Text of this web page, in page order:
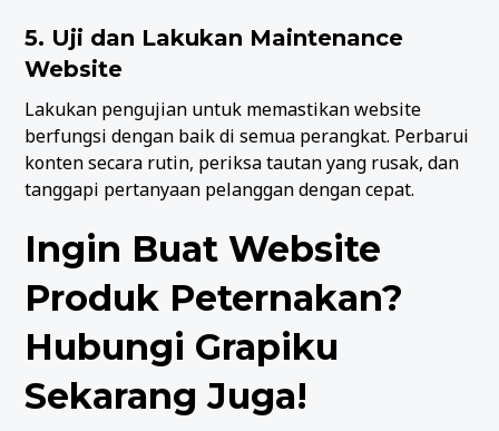
5. Uji dan Lakukan Maintenance
Website
Lakukan pengujian untuk memastikan website
berfungsi dengan baik di semua perangkat. Perbarui
konten secara rutin, periksa tautan yang rusak, dan
tanggapi pertanyaan pelanggan dengan cepat.
Ingin Buat Website
Produk Peternakan?
Hubungi Grapiku
Sekarang Juga!